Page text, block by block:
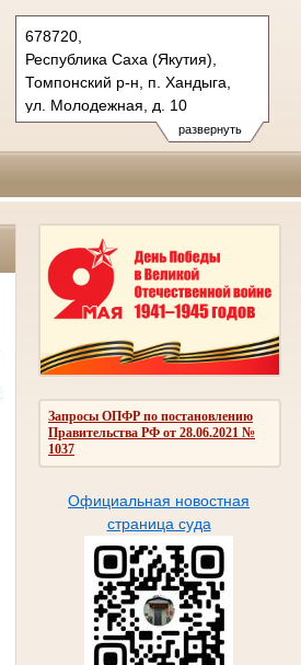
развернуть
678720,
Республика Саха (Якутия),
Томпонский р-н, п. Хандыга,
ул. Молодежная, д. 10
Тел.: (41153) 4-13-69, (41165) 2-
09-16, (41160) 2-11-89
bat.jak@sudrf.ru
Запросы ОПФР по постановлению
Правительства РФ от 28.06.2021 №
1037
Официальная новостная
страница суда